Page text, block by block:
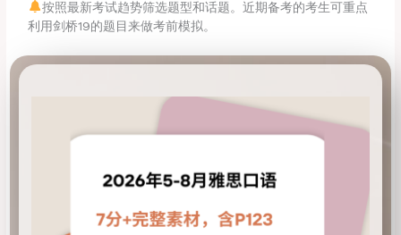
按照最新考试趋势筛选题型和话题。近期备考的考生可重点
利用剑桥19的题目来做考前模拟。